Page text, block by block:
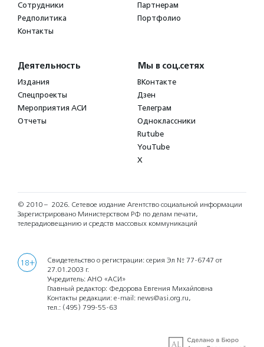
Сотрудники
Редполитика
Контакты
Партнерам
Портфолио
Деятельность
Издания
Спецпроекты
Мероприятия АСИ
Отчеты
Мы в соц.сетях
ВКонтакте
Дзен
Телеграм
Одноклассники
Rutube
YouTube
X
© 2010 – 2026. Сетевое издание Агентство социальной информации
Зарегистрировано Министерством РФ по делам печати,
телерадиовещанию и средств массовых коммуникаций
18+
Свидетельство о регистрации: серия Эл № 77-6747 от
27.01.2003 г.
Учредитель: АНО «АСИ»
Главный редактор: Федорова Евгения Михайловна
Контакты редакции: e-mail: news@asi.org.ru,
тел.: (495) 799-55-63